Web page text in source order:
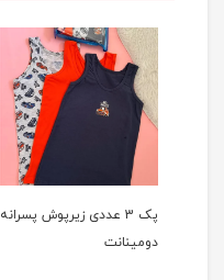
پک 3 عددی زیرپوش پسرانه
دومینانت